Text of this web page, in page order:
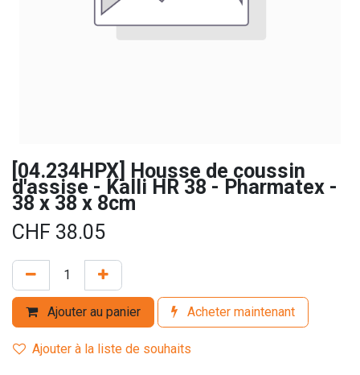
[04.234HPX] Housse de coussin
d'assise - Kalli HR 38 - Pharmatex -
38 x 38 x 8cm
CHF 38.05
Ajouter au panier Acheter maintenant
Ajouter à la liste de souhaits